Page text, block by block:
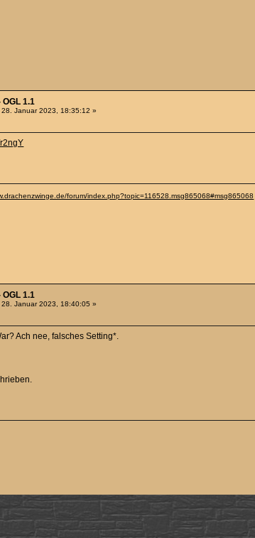
OGL 1.1
28. Januar 2023, 18:35:12 »
forum/index.php?topic=116528.msg865068#msg865068
OGL 1.1
28. Januar 2023, 18:40:05 »
Ach nee, falsches Setting*.